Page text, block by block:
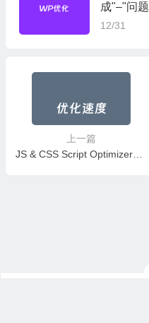
成"–"问题
12/31
上一篇
JS & CSS Script Optimizer插件压缩JS和CSS减少WordPress体积加速